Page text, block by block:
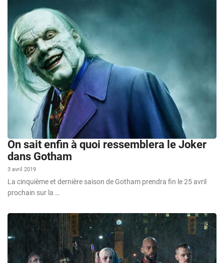
On sait enfin à quoi ressemblera le Joker
dans Gotham
3 avril 2019
La cinquième et dernière saison de Gotham prendra fin le 25 avril
prochain sur la …